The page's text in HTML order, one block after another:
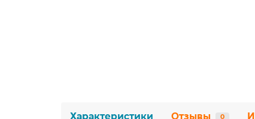
Характеристики Отзывы 0